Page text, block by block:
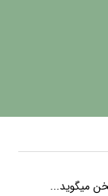
میگوید...